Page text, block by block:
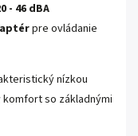
- 46 dBA
pre ovládanie
nízkou
so základnými